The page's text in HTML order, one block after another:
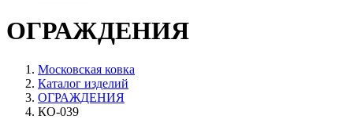
ОГРАЖДЕНИЯ
Московская ковка
Каталог изделий
ОГРАЖДЕНИЯ
КО-039